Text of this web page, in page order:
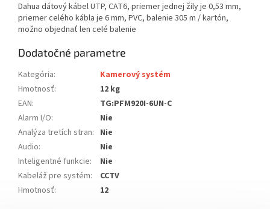
Dahua dátový kábel UTP, CAT6, priemer jednej žily je 0,53 mm,
priemer celého kábla je 6 mm, PVC, balenie 305 m / kartón,
možno objednať len celé balenie
Dodatočné parametre
Kategória:
Kamerový systém
Hmotnosť:
12 kg
EAN:
TG:PFM920I-6UN-C
Alarm I/O:
Nie
Analýza tretích stran: Nie
Audio:
Nie
Inteligentné funkcie:
Nie
Kabeláž pre systém:
CCTV
Hmotnosť: 12